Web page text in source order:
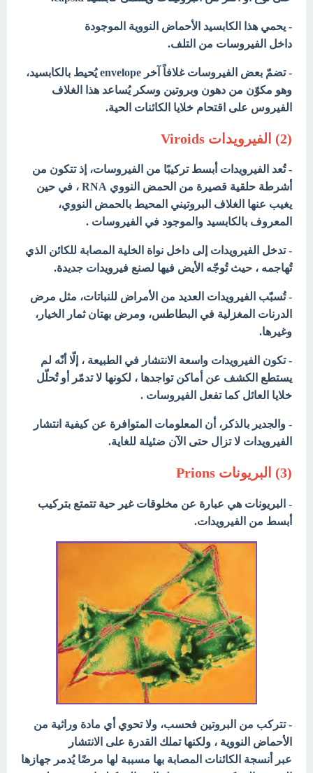
- يحمي هذا الكابسيد الأحماض النووية الموجودة
داخل الفيروسات من التلف.
- تضمّ بعض الفيروسات غلافاً آخر envelope يُحيط بالكابسيد،
وهو مكوّن من دهون وبروتين وسكر يُساعد هذا
الغلاف
الفيروس على اقتحام خلايا الكائنات الحية.
(2) الفيرويدات Viroids
- تُعد الفيرويدات أبسط تركيبًا من الفيروسات، إذ تتكون من
أشرطة حلقية قصيرة من الحمض النووي RNA ، في حين
يغيب عنها الغلاف البروتيني المحيط بالحمض النووي،
المعروف بالكابسيد والموجود في الفيروسات .
- تدخل الفيرويدات إلى داخل نواة الخلية المصابة للكائن الذي
تُهاجمه ، حيث تُوجّه الأيض فيها لصنع فيرويدات جديدة.
- تُسبّب الفيرويدات العديد من الأمراض للنباتات، مثل مرض
الدرنات المغزلية في البطاطس، ومرض بهتان ثمار الخيار،
وغيرها.
- تكون الفيرويدات واسعة الانتشار في الطبيعة ، إلّا أنّه لم
يستطع الكشف عن أماكن تواجدها ، لكونها لا تدمّر أو تُحلّل
خلايا العائل كما تفعل الفيروسات .
- والجدير بالذكر، أن المعلومات المتوافرة عن كيفية انتشار
الفيرويدات لا تزال حتى الآن ضئيلة للغاية.
(3) البريونات Prions
- البريونات هي عبارة عن مخلوقات غير حية تتمتع بتركيب
أبسط من الفيرويدات.
- تتركب من البروتين فحسب، ولا تحوي أي مادة وراثية من
الأحماض النووية ، ولكنها تملك القدرة على الانتشار
عبر أنسجة الكائنات المصابة بها مسببة لها مرضًا يُدمر جهازها